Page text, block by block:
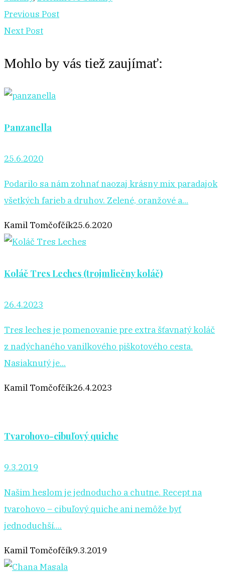
Previous Post
Next Post
Mohlo by vás tiež zaujímať:
Panzanella
25.6.2020
Podarilo sa nám zohnať naozaj krásny mix paradajok
všetkých farieb a druhov. Zelené, oranžové a...
Kamil Tomčofčík25.6.2020
Koláč Tres Leches (trojmliečny koláč)
26.4.2023
Tres leches je pomenovanie pre extra šťavnatý koláč
z nadýchaného vanilkového piškotového cesta.
Nasiaknutý je...
Kamil Tomčofčík26.4.2023
Tvarohovo-cibuľový quiche
9.3.2019
Našim heslom je jednoducho a chutne. Recept na
tvarohovo – cibuľový quiche ani nemôže byť
jednoduchší....
Kamil Tomčofčík9.3.2019